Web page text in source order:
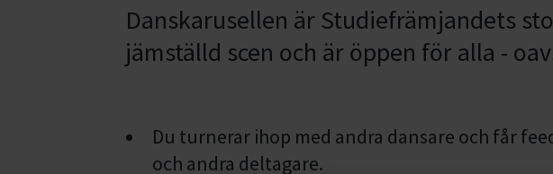
Danskarusellen är Studiefrämjandets
jämställd scen och är öppen för alla -
Du turnerar ihop med andra dansare och får
och andra deltagare.